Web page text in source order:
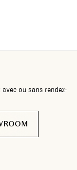
ou sans rendez-